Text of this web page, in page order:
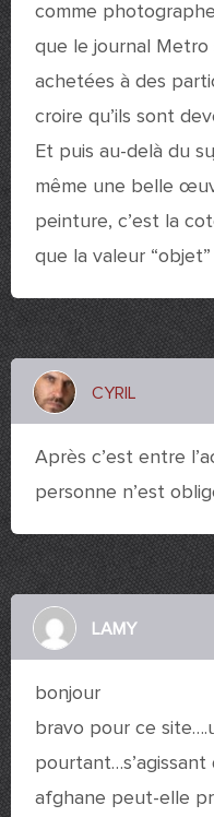
comme
que le journal
achetées à des
croire qu’ils sont
Et puis au-delà du
même une belle
peinture, c’est la
que la valeur “objet”
CYRIL
Après c’est entre
personne n’est
LAMY
bonjour
bravo pour ce
afghane peut-elle